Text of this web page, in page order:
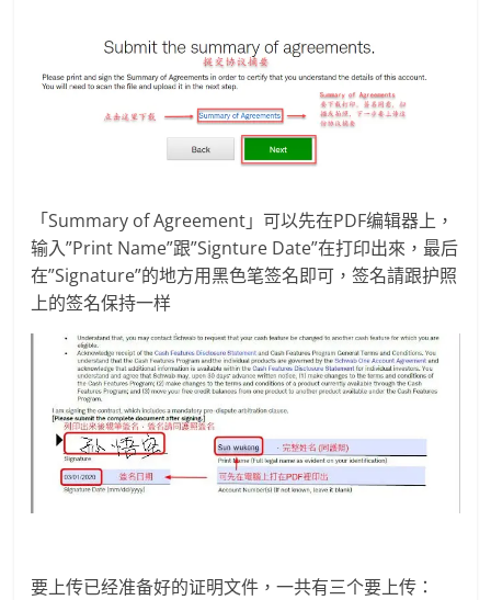
「Summary of Agreement」可以先在PDF编辑器上，
输入”Print Name”跟”Signture Date”在打印出來，最后
在”Signature”的地方用黑色笔签名即可，签名請跟护照
上的签名保持一样
要上传已经准备好的证明文件，一共有三个要上传：